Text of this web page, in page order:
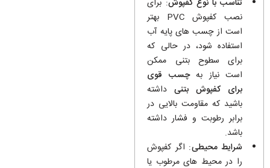
نصب کفپوش PVC بهتر
است از چسب های پایه آب
استفاده شود، در حالی که
برای سطوح بتنی ممکن
است نیاز بهچسب قوی
برای کفپوش بتنیداشته
باشید که مقاومت بالایی در
برابر رطوبت و فشار داشته
باشد.
شرایط محیطی: اگر کفپوش
را در محیط های مرطوب یا